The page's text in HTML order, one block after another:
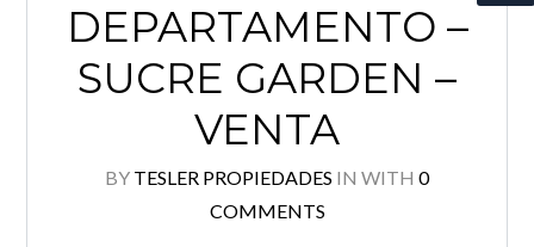
DEPARTAMENTO –
SUCRE GARDEN –
VENTA
BY TESLER PROPIEDADES IN WITH 0
COMMENTS